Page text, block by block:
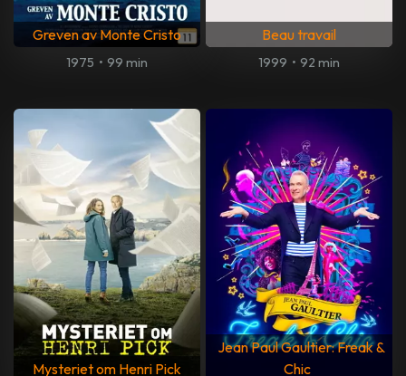
Greven av Monte Cristo
1975 • 99 min
Beau travail
1999 • 92 min
Mysteriet om Henri Pick
Jean Paul Gaultier: Freak &
Chic